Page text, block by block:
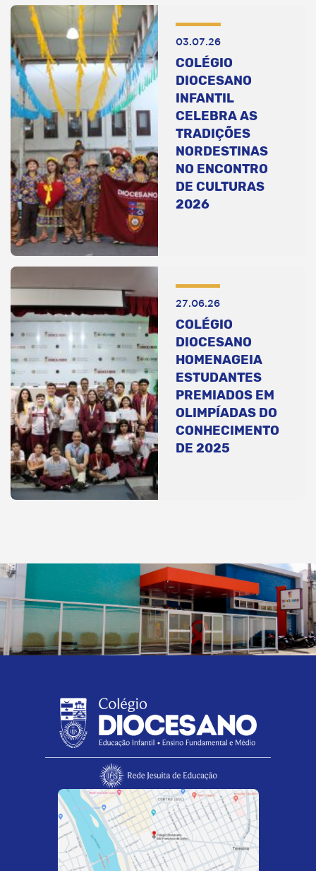
03.07.26
COLÉGIO
DIOCESANO
INFANTIL
CELEBRA AS
TRADIÇÕES
NORDESTINAS
NO ENCONTRO
DE CULTURAS
2026
27.06.26
COLÉGIO
DIOCESANO
HOMENAGEIA
ESTUDANTES
PREMIADOS EM
OLIMPÍADAS DO
CONHECIMENTO
DE 2025